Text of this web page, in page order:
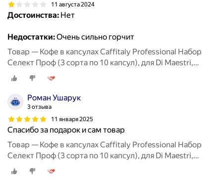
11 августа 2024
Достоинства: Нет
Недостатки:Очень сильно горчит
Товар — Кофе в капсулах Caffitaly Professional Набор
Селект Проф (3 сорта по 10 капсул), для Di Maestri,
Caffitaly, Paulig, Tchibo Cafissimo
Роман Ушарук
3 отзыва
11 января 2025
Спасибо за подарок и сам товар
Товар — Кофе в капсулах Caffitaly Professional Набор
Селект Проф (3 сорта по 10 капсул), для Di Maestri,
Caffitaly, Paulig, Tchibo Cafissimo